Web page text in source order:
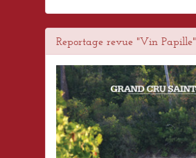
Reportage revue "Vin Papille"